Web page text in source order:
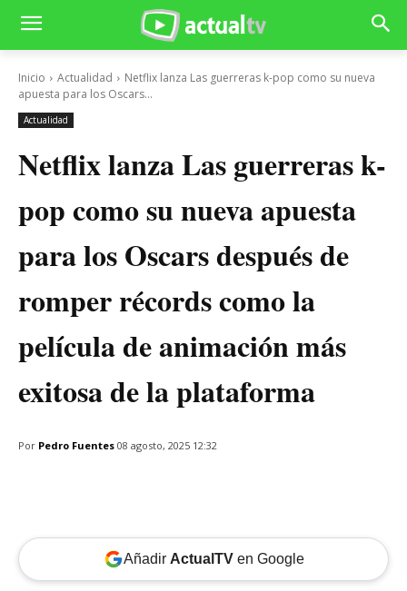
Inicio Actualidad
Netflix lanza Las guerreras k-pop como su nueva
apuesta para los Oscars...
Actualidad
Netflix lanza Las guerreras k-
pop como su nueva apuesta
para los Oscars después de
romper récords como la
película de animación más
exitosa de la plataforma
Por Pedro Fuentes 08 agosto, 2025 12:32
Añadir ActualTVen Google